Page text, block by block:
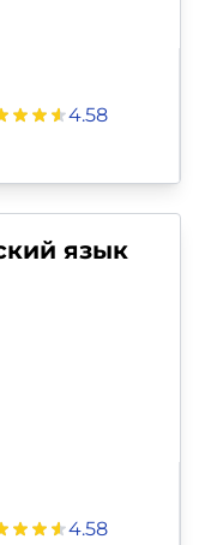
4.58
язык
4.58